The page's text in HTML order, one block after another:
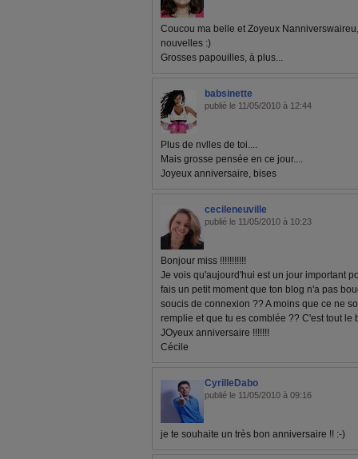
Coucou ma belle et Zoyeux
nouvelles :)
Grosses papouilles, à plus...
babsinette
publié le 11/05/2010 à 12:44
Plus de nvlles de toi....
Mais grosse pensée en ce jour....
Joyeux anniversaire, bises
cecileneuville
publié le 11/05/2010 à 10:23
Bonjour miss !!!!!!!!!!!
Je vois qu'aujourd'hui est un jour important
fais un petit moment que ton blog n'a pas
soucis de connexion ?? A moins que ce ne
remplie et que tu es comblée ?? C'est tout le
JOyeux anniversaire !!!!!!!
Cécile
CyrilleDabo
publié le 11/05/2010 à 09:16
je te souhaite un très bon anniversaire !! :-)